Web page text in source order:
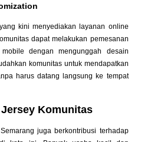
kini menyediakan layanan online
dapat melakukan pemesanan
dengan mengunggah desain
komunitas untuk mendapatkan
harus datang langsung ke tempat
Komunitas
juga berkontribusi terhadap